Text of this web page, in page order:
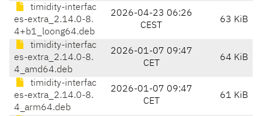
timidity-interfac
es-extra_2.14.0-8.
4+b1_loong64.deb
2026-04-23 06:26
CEST
63 KiB
timidity-interfac
es-extra_2.14.0-8.
4_amd64.deb
2026-01-07 09:47
CET
64 KiB
timidity-interfac
es-extra_2.14.0-8.
4_arm64.deb
2026-01-07 09:47
CET
61 KiB